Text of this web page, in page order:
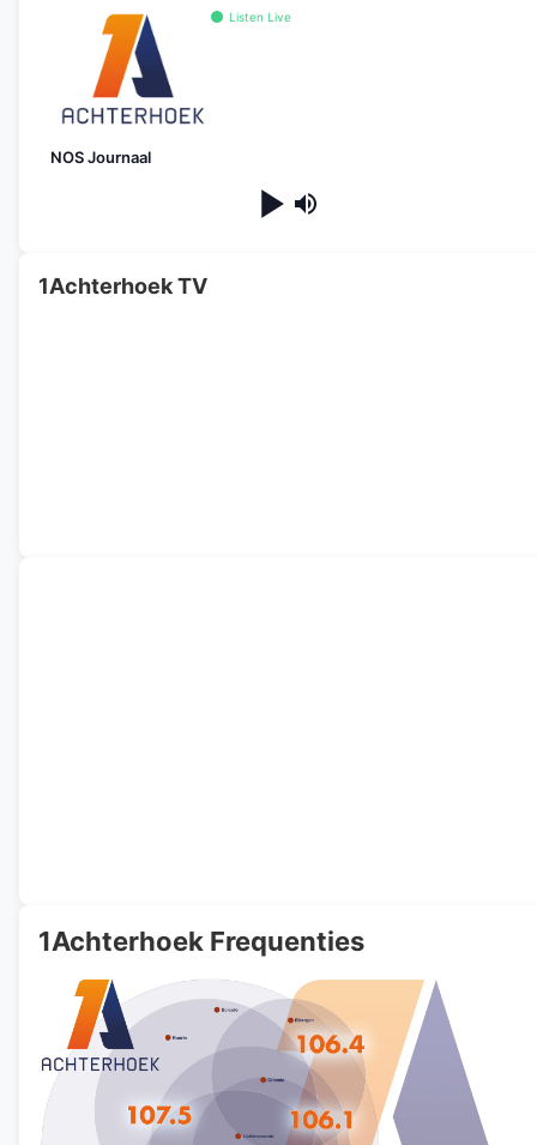
Listen Live
NOS Journaal
1Achterhoek TV
1Achterhoek Frequenties